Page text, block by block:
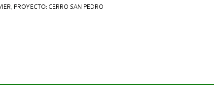
, PROYECTO: CERRO SAN PEDRO